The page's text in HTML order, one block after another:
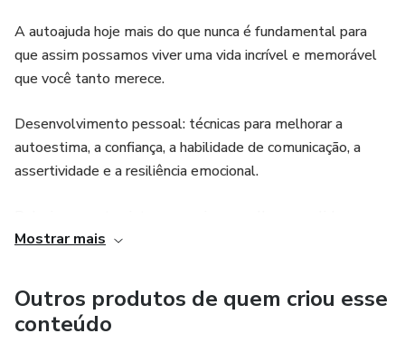
A autoajuda hoje mais do que nunca é fundamental para
que assim possamos viver uma vida incrível e memorável
que você tanto merece.
Desenvolvimento pessoal: técnicas para melhorar a
autoestima, a confiança, a habilidade de comunicação, a
assertividade e a resiliência emocional.
conflitos, comunicar-se de forma eficaz e construir
Saúde e bem-estar: informações e orientações para
melhorar a saúde física, mental e emocional, incluindo
Mostrar mais
Outros produtos de quem criou esse
conteúdo